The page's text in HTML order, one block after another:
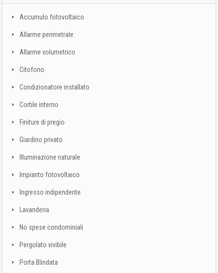
Accumulo fotovoltaico
Allarme perimetrale
Allarme volumetrico
Citofono
Condizionatore installato
Cortile interno
Finiture di pregio
Giardino privato
Illuminazione naturale
Impianto fotovoltaico
Ingresso indipendente
Lavanderia
No spese condominiali
Pergolato vivibile
Porta Blindata